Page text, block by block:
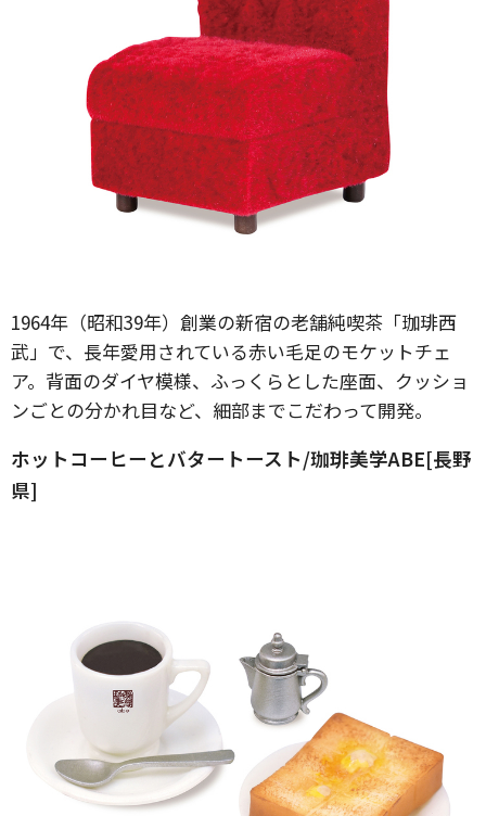
1964年（昭和39年）創業の新宿の老舗純喫茶「珈琲西
武」で、長年愛用されている赤い毛足のモケットチェ
ア。背面のダイヤ模様、ふっくらとした座面、クッショ
ンごとの分かれ目など、細部までこだわって開発。
ホットコーヒーとバタートースト/珈琲美学ABE[長野
県]